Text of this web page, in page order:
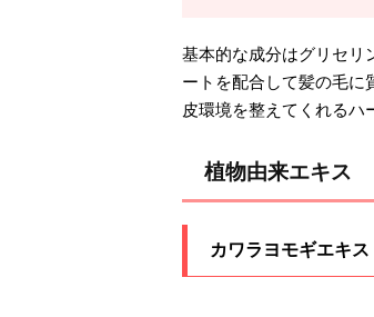
基本的な成分はグリセリ
ートを配合して髪の毛に
皮環境を整えてくれるハ
植物由来エキス
カワラヨモギエキス